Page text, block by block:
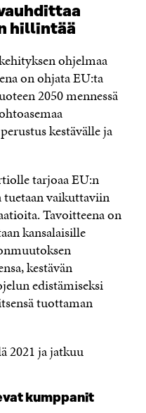
hillintää
ohjelmaa
on ohjata EU:ta
2050 mennessä
kestävälle ja
tarjoaa EU:n
vaikuttaviin
Tavoitteena on
kansalaisille
kestävän
edistämiseksi
tuottaman
2021 ja jatkuu
kumppanit